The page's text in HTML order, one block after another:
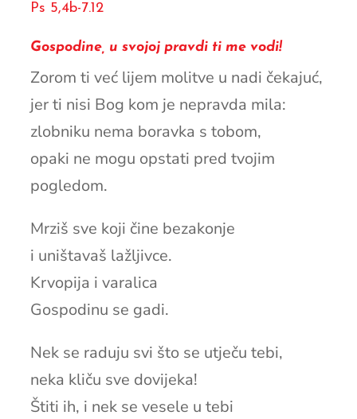
Ps 5,4b-7.12
Gospodine, u svojoj pravdi ti me vodi!
Zorom ti već lijem molitve u nadi čekajuć,
jer ti nisi Bog kom je nepravda mila:
zlobniku nema boravka s tobom,
opaki ne mogu opstati pred tvojim
pogledom.
Mrziš sve koji čine bezakonje
i uništavaš lažljivce.
Krvopija i varalica
Gospodinu se gadi.
Nek se raduju svi što se utječu tebi,
neka kliču sve dovijeka!
Štiti ih, i nek se vesele u tebi